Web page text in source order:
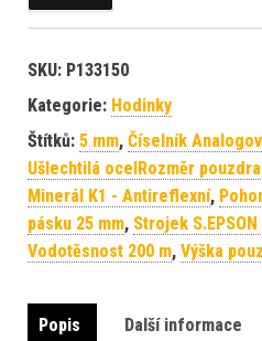
SKU: P133150
Kategorie: Hodinky
Štítků: 5 mm, Číselník
Ušlechtilá ocelRozměr
Minerál K1 - Antireflexní,
pásku 25 mm, Strojek S.EPSON
Vodotěsnost 200 m, Výška
Popis Další informace